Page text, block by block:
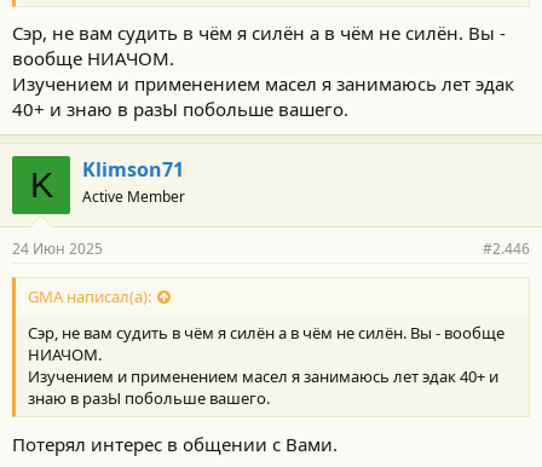
Сэр, не вам судить в чём я силён а в чём не силён. Вы -
вообще НИАЧОМ.
Изучением и применением масел я занимаюсь лет эдак
40+ и знаю в разЫ побольше вашего.
K Klimson71
Active Member
24 Июн 2025 #2.446
GMA написал(а):
Сэр, не вам судить в чём я силён а в чём не силён. Вы - вообще
НИАЧОМ.
Изучением и применением масел я занимаюсь лет эдак 40+ и
знаю в разЫ побольше вашего.
Потерял интерес в общении с Вами.